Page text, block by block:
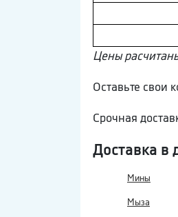
Цены
Оставьте свои
Срочная
Доставка в
Мины
Мыза